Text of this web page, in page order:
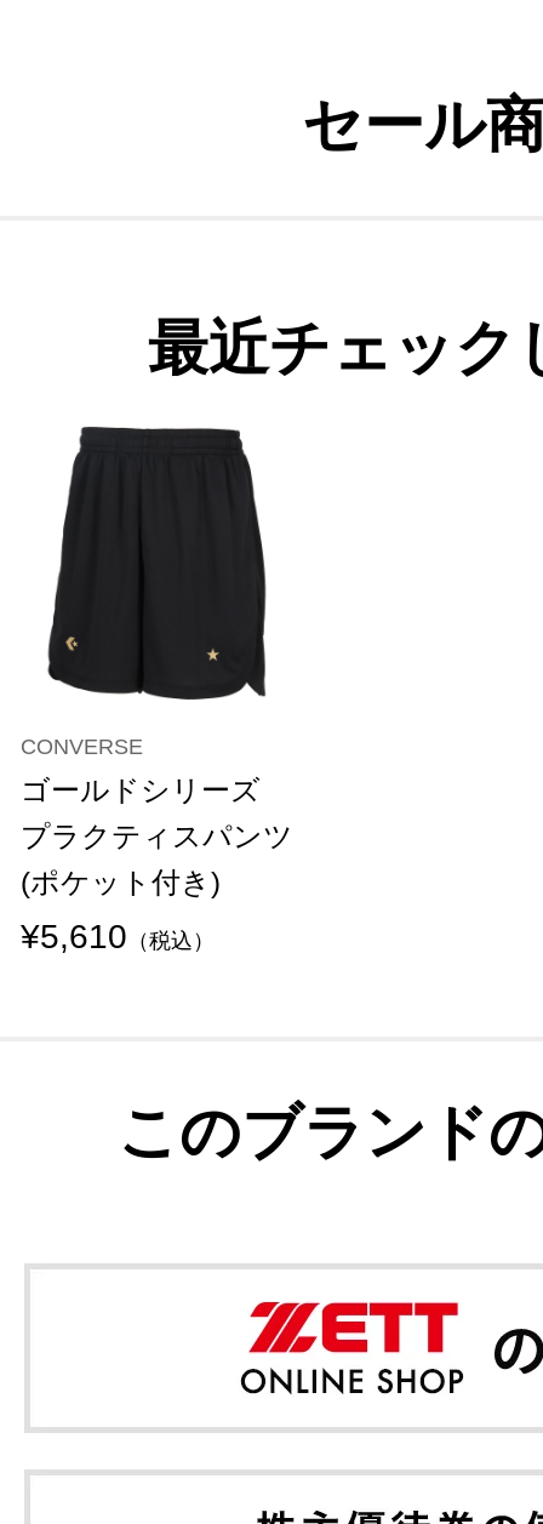
セール
最近チェック
CONVERSE
ゴールドシリーズ
プラクティスパンツ
(ポケット付き)
¥5,610 （税込）
このブランド